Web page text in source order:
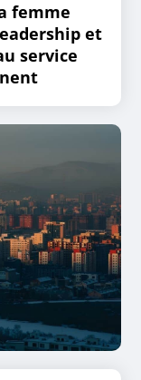
femme
et
service